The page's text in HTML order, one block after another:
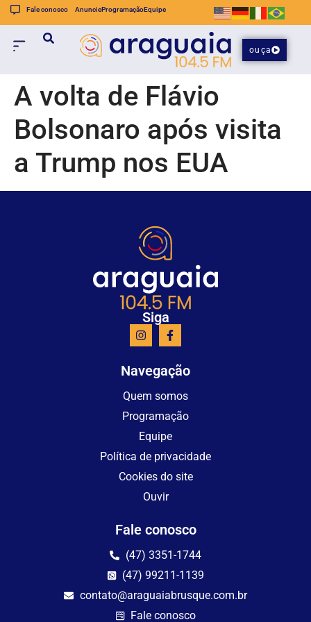
Fale conosco AnuncieProgramaçãoEquipe
ouça
A volta de Flávio
Bolsonaro após visita
a Trump nos EUA
Siga
Navegação
Quem somos
Programação
Equipe
Política de privacidade
Cookies do site
Ouvir
Fale conosco
(47) 3351-1744
(47) 99211-1139
contato@araguaiabrusque.com.br
Fale conosco